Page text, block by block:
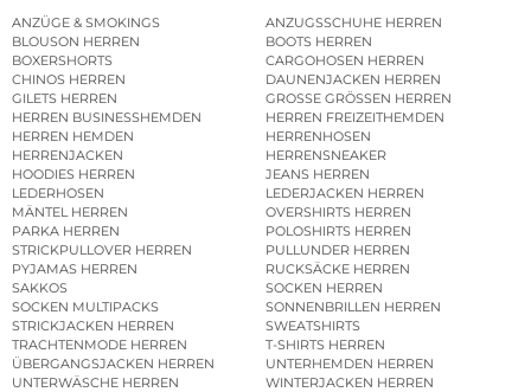
ANZÜGE & SMOKINGS
ANZUGSSCHUHE HERREN
BLOUSON HERREN
BOOTS HERREN
BOXERSHORTS
CARGOHOSEN HERREN
CHINOS HERREN
DAUNENJACKEN HERREN
GILETS HERREN
GROSSE GRÖSSEN HERREN
HERREN BUSINESSHEMDEN
HERREN FREIZEITHEMDEN
HERREN HEMDEN
HERRENHOSEN
HERRENJACKEN
HERRENSNEAKER
HOODIES HERREN
JEANS HERREN
LEDERHOSEN
LEDERJACKEN HERREN
MÄNTEL HERREN
OVERSHIRTS HERREN
PARKA HERREN
POLOSHIRTS HERREN
STRICKPULLOVER HERREN
PULLUNDER HERREN
PYJAMAS HERREN
RUCKSÄCKE HERREN
SAKKOS
SOCKEN HERREN
SOCKEN MULTIPACKS
SONNENBRILLEN HERREN
STRICKJACKEN HERREN
SWEATSHIRTS
TRACHTENMODE HERREN
T-SHIRTS HERREN
ÜBERGANGSJACKEN HERREN
UNTERHEMDEN HERREN
UNTERWÄSCHE HERREN
WINTERJACKEN HERREN